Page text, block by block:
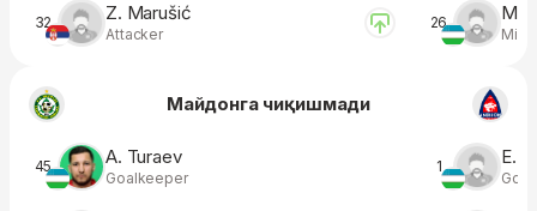
32 Z. Marušić
Attacker
26 M.
Майдонга чиқишмади
45 A. Turaev
Goalkeeper
1 E.